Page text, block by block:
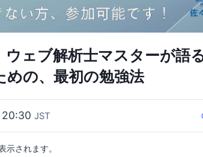
ウェブ解析士マスターが語
の、最初の勉強法
JST
示されます。